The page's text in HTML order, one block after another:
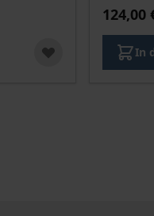
124,00
In